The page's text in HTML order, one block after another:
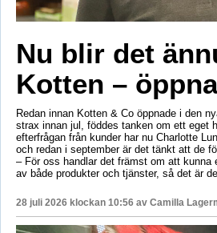
Nu blir det
Kotten –
Redan innan Kotten & Co öppnade i den
strax innan jul, föddes tanken om ett eget
efterfrågan från kunder har nu Charlotte
och redan i september är det tänkt att de
– För oss handlar det främst om att kunna
av både produkter och tjänster, så det är
28 juli 2026 klockan 10:56 av Camilla